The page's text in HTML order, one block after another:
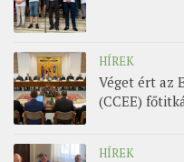
HÍREK
Véget ért az
(CCEE)
HÍREK